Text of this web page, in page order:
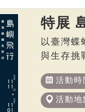
特展
以臺灣蝶
與生存挑
活動時
活動地